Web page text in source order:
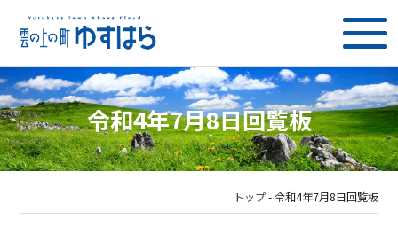
令和4年7月8日回覧板
トップ-令和4年7月8日回覧板